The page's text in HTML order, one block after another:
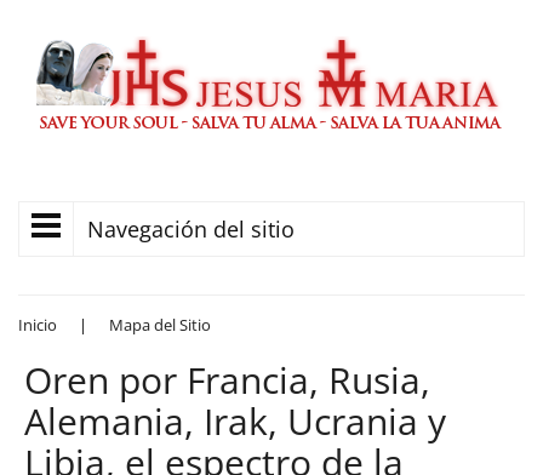
Navegación del sitio
Inicio | Mapa del Sitio
Oren por Francia, Rusia,
Alemania, Irak, Ucrania y
Libia, el espectro de la